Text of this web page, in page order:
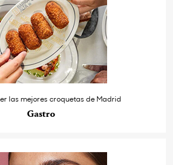
las mejores croquetas de Madrid
Gastro